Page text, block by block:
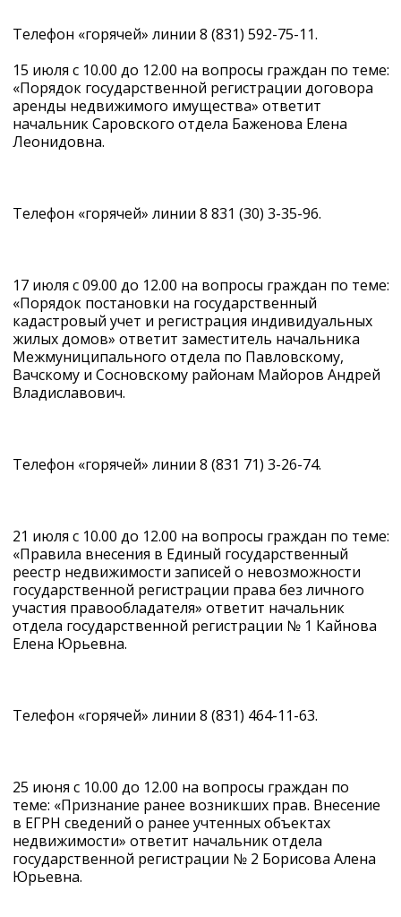
Телефон «горячей» линии 8 (831) 592-75-11.
15 июля с 10.00 до 12.00 на вопросы граждан по теме:
«Порядок государственной регистрации договора
аренды недвижимого имущества» ответит
начальник Саровского отдела Баженова Елена
Леонидовна.
Телефон «горячей» линии 8 831 (30) 3-35-96.
17 июля с 09.00 до 12.00 на вопросы граждан по теме:
«Порядок постановки на государственный
кадастровый учет и регистрация индивидуальных
жилых домов» ответит заместитель начальника
Межмуниципального отдела по Павловскому,
Вачскому и Сосновскому районам Майоров Андрей
Владиславович.
Телефон «горячей» линии 8 (831 71) 3-26-74.
21 июля с 10.00 до 12.00 на вопросы граждан по теме:
«Правила внесения в Единый государственный
реестр недвижимости записей о невозможности
государственной регистрации права без личного
участия правообладателя» ответит начальник
отдела государственной регистрации № 1 Кайнова
Елена Юрьевна.
Телефон «горячей» линии 8 (831) 464-11-63.
25 июня с 10.00 до 12.00 на вопросы граждан по
теме: «Признание ранее возникших прав. Внесение
в ЕГРН сведений о ранее учтенных объектах
недвижимости» ответит начальник отдела
государственной регистрации № 2 Борисова Алена
Юрьевна.